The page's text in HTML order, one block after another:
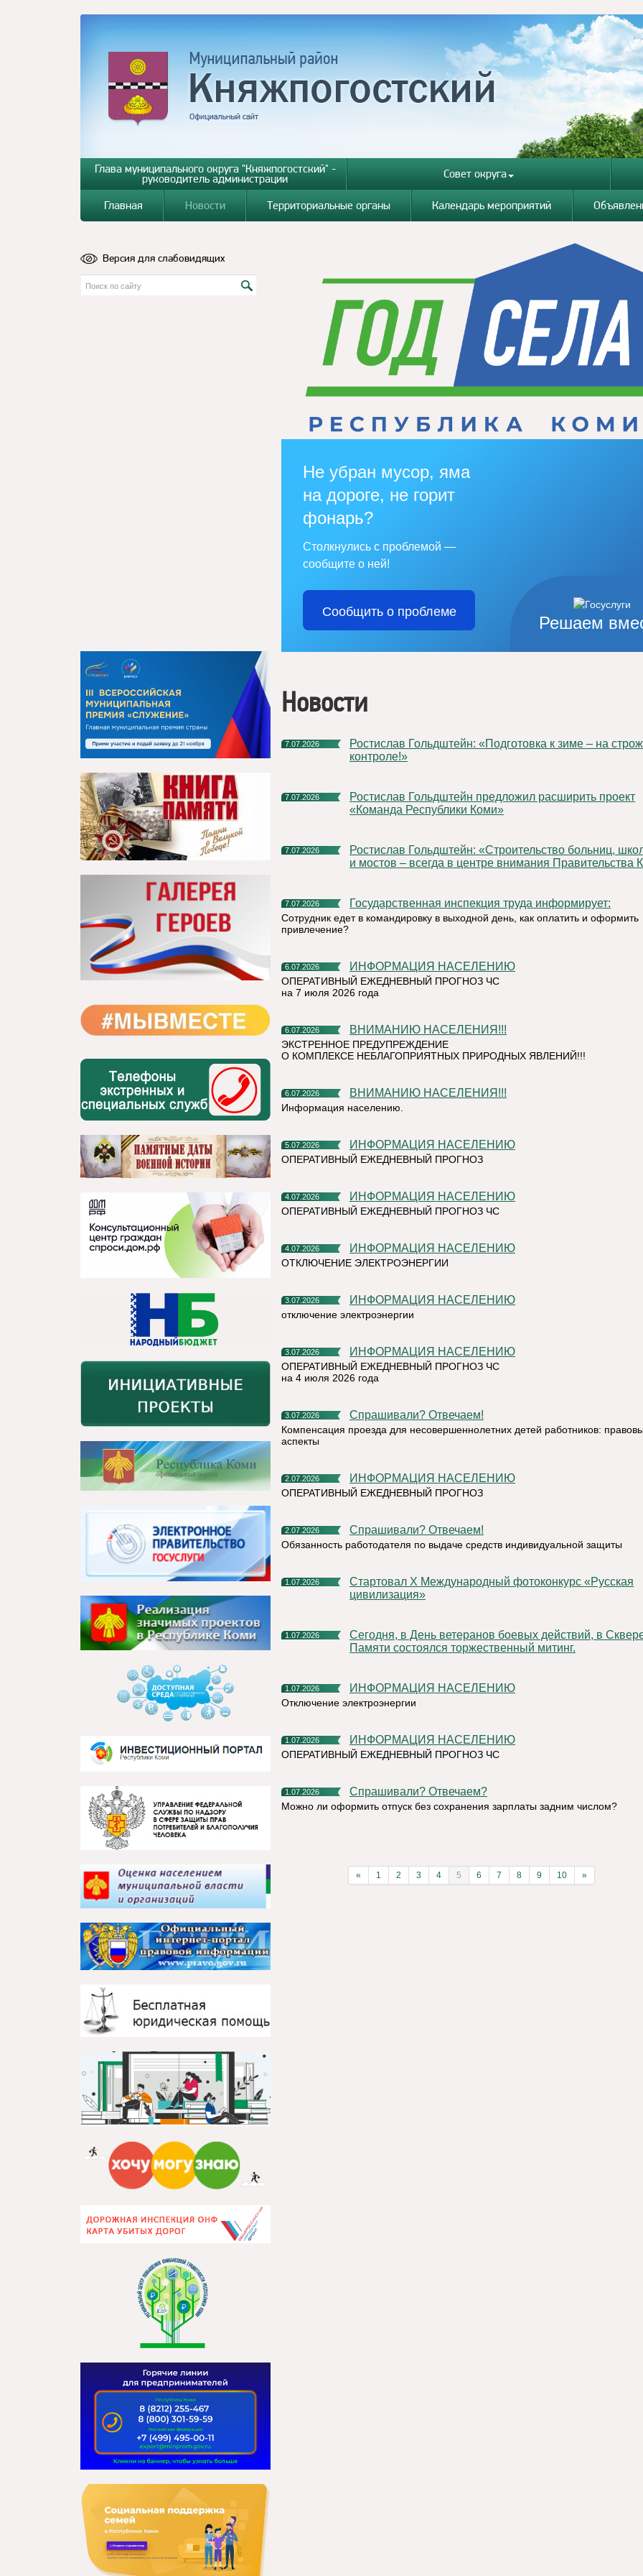
Глава муниципального округа "Княжпогостский" -
руководитель администрации Совет округа
Главная Новости Территориальные органы Календарь мероприятий
Версия для слабовидящих
Решаем
Не убран мусор, яма
на дороге, не горит
фонарь?
Столкнулись с проблемой —
сообщите о ней!
Сообщить о проблеме
Новости
7.07.2026
Ростислав Гольдштейн: «Подготовка к зиме – на строжайшем
контроле!»
7.07.2026
Ростислав Гольдштейн предложил расширить проект
«Команда Республики Коми»
7.07.2026
Ростислав Гольдштейн: «Строительство больниц, школ, дорог
и мостов – всегда в центре внимания Правительства
7.07.2026 Государственная инспекция труда информирует:
Сотрудник едет в командировку в выходной день, как оплатить и оформить
привлечение?
6.07.2026 ИНФОРМАЦИЯ НАСЕЛЕНИЮ
ОПЕРАТИВНЫЙ ЕЖЕДНЕВНЫЙ ПРОГНОЗ ЧС
на 7 июля 2026 года
6.07.2026 ВНИМАНИЮ НАСЕЛЕНИЯ!!!
ЭКСТРЕННОЕ ПРЕДУПРЕЖДЕНИЕ
О КОМПЛЕКСЕ НЕБЛАГОПРИЯТНЫХ ПРИРОДНЫХ ЯВЛЕНИЙ!!!
6.07.2026 ВНИМАНИЮ НАСЕЛЕНИЯ!!!
Информация населению.
5.07.2026 ИНФОРМАЦИЯ НАСЕЛЕНИЮ
ОПЕРАТИВНЫЙ ЕЖЕДНЕВНЫЙ ПРОГНОЗ
4.07.2026 ИНФОРМАЦИЯ НАСЕЛЕНИЮ
ОПЕРАТИВНЫЙ ЕЖЕДНЕВНЫЙ ПРОГНОЗ ЧС
4.07.2026 ИНФОРМАЦИЯ НАСЕЛЕНИЮ
ОТКЛЮЧЕНИЕ ЭЛЕКТРОЭНЕРГИИ
3.07.2026 ИНФОРМАЦИЯ НАСЕЛЕНИЮ
отключение электроэнергии
3.07.2026 ИНФОРМАЦИЯ НАСЕЛЕНИЮ
ОПЕРАТИВНЫЙ ЕЖЕДНЕВНЫЙ ПРОГНОЗ ЧС
на 4 июля 2026 года
3.07.2026 Спрашивали? Отвечаем!
Компенсация проезда для несовершеннолетних детей работников:
аспекты
2.07.2026 ИНФОРМАЦИЯ НАСЕЛЕНИЮ
ОПЕРАТИВНЫЙ ЕЖЕДНЕВНЫЙ ПРОГНОЗ
2.07.2026 Спрашивали? Отвечаем!
Обязанность работодателя по выдаче средств индивидуальной защиты
1.07.2026
Стартовал X Международный фотоконкурс «Русская
цивилизация»
1.07.2026
Сегодня, в День ветеранов боевых действий, в Сквере
Памяти состоялся торжественный митинг.
1.07.2026 ИНФОРМАЦИЯ НАСЕЛЕНИЮ
Отключение электроэнергии
1.07.2026 ИНФОРМАЦИЯ НАСЕЛЕНИЮ
ОПЕРАТИВНЫЙ ЕЖЕДНЕВНЫЙ ПРОГНОЗ ЧС
1.07.2026 Спрашивали? Отвечаем?
Можно ли оформить отпуск без сохранения зарплаты задним числом?
« 1 2 3 4 5 6 7 8 9 10 »